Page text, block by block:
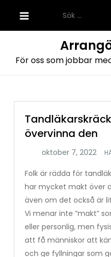
innehåll
efter:
För oss som jobbar
övervinna den
Folk är rädda för
har mycket makt över
även om det också är
Vi menar inte ”makt”
eller personlig, men
att få människor att
och ge fyllningar som